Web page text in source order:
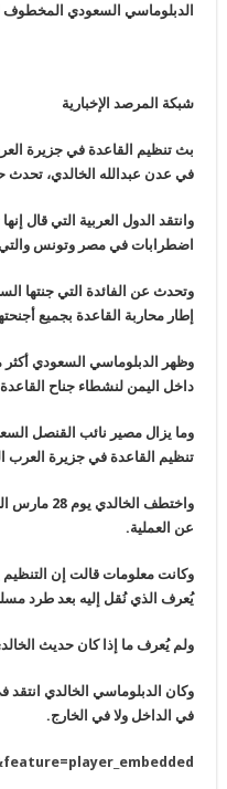
الدبلوماسي السعودي المخطوف
شبكة المرصد الإخبارية
بث تنظيم القاعدة في جزيرة
في عدن عبدالله الخالدي، تحدث
وانتقد الدول العربية التي قال
اضطرابات في مصر وتونس والتي
وتحدث عن الفائدة التي جنتها
إطار محاربة القاعدة بجميع
وظهر الدبلوماسي السعودي أكثر
داخل اليمن لنشطاء جناح
تنظيم القاعدة في جزيرة العرب
واختطف
عن العملية.
وكانت معلومات قالت إن
يُعرف الذي نُقل إليه بعد طرد
ولم يُعرف ما إذا كان حديث
وكان الدبلوماسي الخالدي انتقد
في الداخل ولا في الخارج.